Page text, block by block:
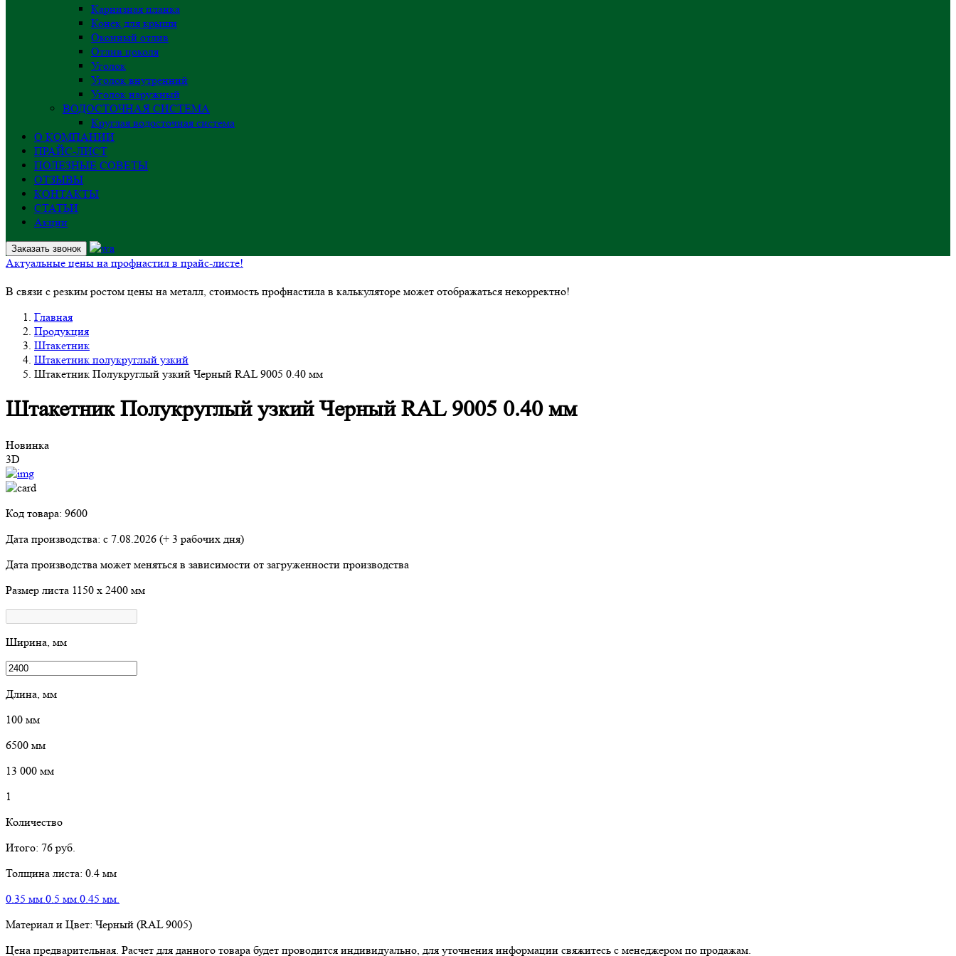
Карнизная планка
Конёк для крыши
Оконный отлив
Отлив цоколя
Уголок
Уголок внутренний
Уголок наружный
ВОДОСТОЧНАЯ СИСТЕМА
Круглая водосточная система
О КОМПАНИИ
ПРАЙС-ЛИСТ
ПОЛЕЗНЫЕ СОВЕТЫ
ОТЗЫВЫ
КОНТАКТЫ
СТАТЬИ
Акции
Заказать звонок
Актуальные цены на профнастил в прайс-листе!
В связи с резким ростом цены на металл, стоимость профнастила в калькуляторе может отображаться некорректно!
Главная
Продукция
Штакетник
Штакетник полукруглый узкий
Штакетник Полукруглый узкий Черный RAL 9005 0.40 мм
Штакетник Полукруглый узкий Черный RAL 9005 0.40 мм
Новинка
3D
Код товара: 9600
Дата производства: с 7.08.2026 (+ 3 рабочих дня)
Дата производства может меняться в зависимости от загруженности производства
Размер листа 1150 х 2400 мм
Ширина, мм
Длина, мм
100 мм
6500 мм
13 000 мм
1
Количество
Итого: 76 руб.
Толщина листа: 0.4 мм
0.35 мм. 0.5 мм. 0.45 мм.
Материал и Цвет: Черный (RAL 9005)
Цена предварительная. Расчет для данного товара будет проводится индивидуально, для уточнения информации свяжитесь с менеджером по продажам.